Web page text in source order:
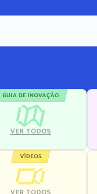
GUIA DE INOVAÇÃO
VER TODOS
VÍDEOS
VER TODOS